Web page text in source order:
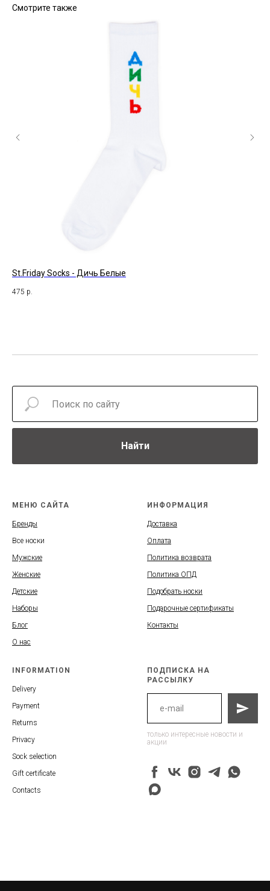
Смотрите также
St.Friday Socks - Дичь Белые
475 р.
Найти
МЕНЮ САЙТА
Бренды
Все носки
Мужские
Женские
Детские
Наборы
Блог
О нас
ИНФОРМАЦИЯ
Доставка
Оплата
Политика возврата
Политика ОПД
Подобрать носки
Подарочные сертификаты
Контакты
INFORMATION
Delivery
Payment
Returns
Privacy
Sock selection
Gift certificate
Contacts
ПОДПИСКА НА
РАССЫЛКУ
только интересные новости и
акции